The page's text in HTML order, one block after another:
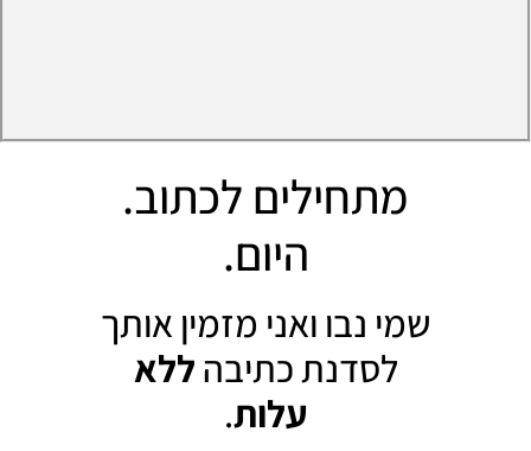
מתחילים לכתוב.
היום.
שמי נבו ואני מזמין אותך
לסדנת כתיבהללא
עלות.